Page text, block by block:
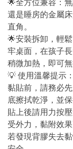
還是睡房的金屬
直角。
🌟安裝拆卸，輕
牢桌面，在孩子
稍微加熱，即可
💡 使用溫馨提示：
黏貼前，請務必
底擦拭乾淨，並
貼上後請用力按
受外力，黏附效果
若發現背膠失去